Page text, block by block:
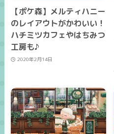
【ポケ森】メルティハニー
のレイアウトがかわいい！
ハチミツカフェやはちみつ
工房も♪
2020年2月14日